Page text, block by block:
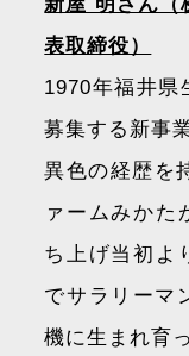
表取締役）
1970年福井県
募集する新事
異色の経歴を
ァームみかた
ち上げ当初よ
でサラリーマ
機に生まれ育